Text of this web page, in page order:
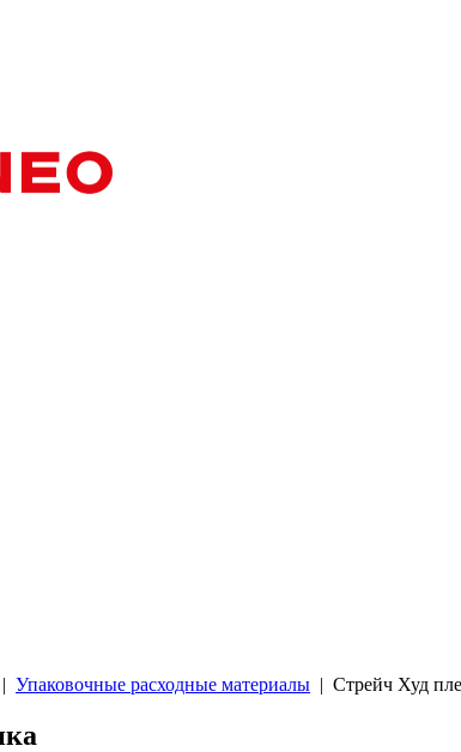
| Упаковочные расходные материалы | Стрейч Худ